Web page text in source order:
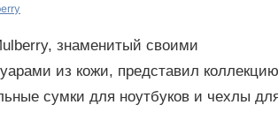
знаменитый своими
из кожи, представил
сумки для ноутбуков и чехлы